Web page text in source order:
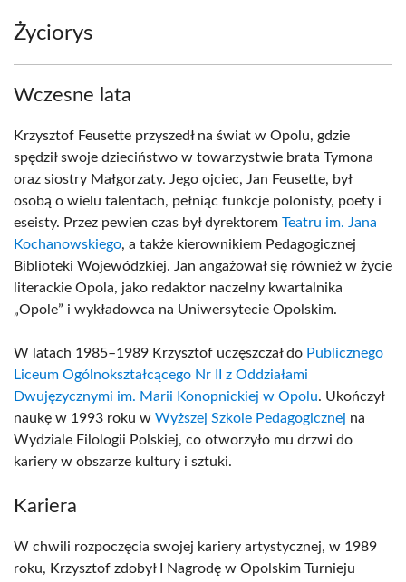
Życiorys
Wczesne lata
Krzysztof Feusette przyszedł na świat w Opolu, gdzie
spędził swoje dzieciństwo w towarzystwie brata Tymona
oraz siostry Małgorzaty. Jego ojciec, Jan Feusette, był
osobą o wielu talentach, pełniąc funkcje polonisty, poety i
eseisty. Przez pewien czas był dyrektorem Teatru im. Jana
Kochanowskiego, a także kierownikiem Pedagogicznej
Biblioteki Wojewódzkiej. Jan angażował się również w życie
literackie Opola, jako redaktor naczelny kwartalnika
„Opole” i wykładowca na Uniwersytecie Opolskim.
W latach 1985–1989 Krzysztof uczęszczał do Publicznego
Liceum Ogólnokształcącego Nr II z Oddziałami
Dwujęzycznymi im. Marii Konopnickiej w Opolu. Ukończył
naukę w 1993 roku w Wyższej Szkole Pedagogicznej na
Wydziale Filologii Polskiej, co otworzyło mu drzwi do
kariery w obszarze kultury i sztuki.
Kariera
W chwili rozpoczęcia swojej kariery artystycznej, w 1989
roku, Krzysztof zdobył I Nagrodę w Opolskim Turnieju